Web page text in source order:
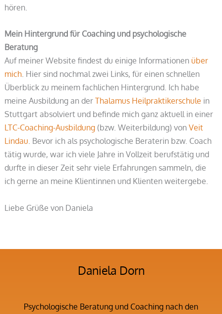
hören.
Mein Hintergrund für Coaching und psychologische
Beratung
Auf meiner Website findest du einige Informationenüber
mich. Hier sind nochmal zwei Links, für einen schnellen
Überblick zu meinem fachlichen Hintergrund. Ich habe
meine Ausbildung an derThalamus Heilpraktikerschule in
Stuttgart absolviert und befinde mich ganz aktuell in einer
LTC-Coaching-Ausbildung(bzw. Weiterbildung) vonVeit
Lindau. Bevor ich als psychologische Beraterin bzw. Coach
tätig wurde, war ich viele Jahre in Vollzeit berufstätig und
durfte in dieser Zeit sehr viele Erfahrungen sammeln, die
ich gerne an meine Klientinnen und Klienten weitergebe.
Liebe Grüße von Daniela
Daniela Dorn
Psychologische Beratung und Coaching nach den